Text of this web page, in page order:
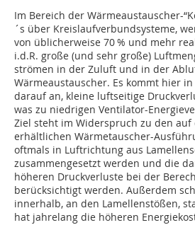
Im Bereich der Wärmeaustauscher-
´s über Kreislaufverbundsysteme,
von üblicherweise 70 % und mehr
i.d.R. große (und sehr große)
strömen in der Zuluft und in der
Wärmeaustauscher. Es kommt hier
darauf an, kleine luftseitige
was zu niedrigen Ventilator-
Ziel steht im Widerspruch zu den auf
erhältlichen Wärmetauscher-
oftmals in Luftrichtung aus
zusammengesetzt werden und die
höheren Druckverluste bei der
berücksichtigt werden. Außerdem
innerhalb, an den Lamellenstößen,
hat jahrelang die höheren